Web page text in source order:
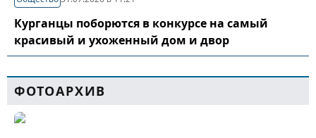
Курганцы поборются в конкурсе на самый
красивый и ухоженный дом и двор
ФОТОАРХИВ